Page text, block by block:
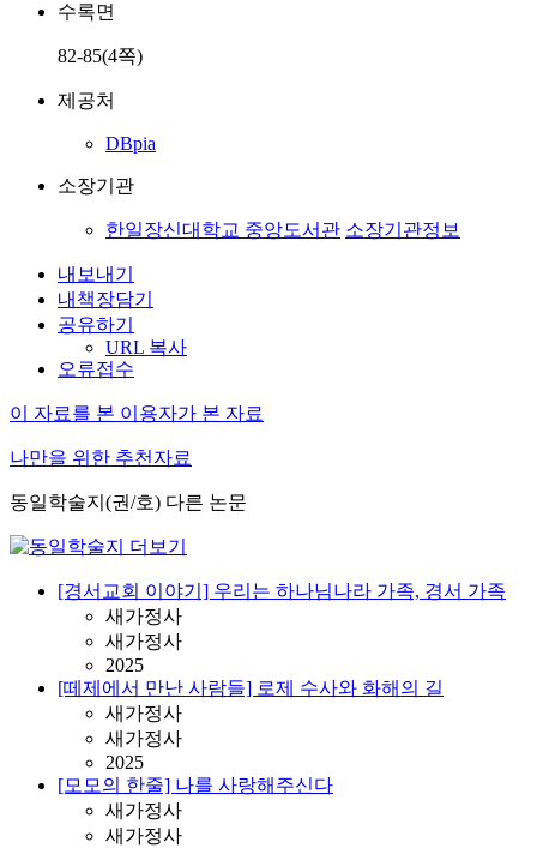
수록면
82-85(4쪽)
제공처
DBpia
소장기관
한일장신대학교 중앙도서관 소장기관정보
내보내기
내책장담기
공유하기
URL 복사
오류접수
이 자료를 본 이용자가 본 자료
나만을 위한 추천자료
동일학술지(권/호) 다른 논문
[경서교회 이야기] 우리는 하나님나라 가족, 경서 가족
새가정사
새가정사
2025
[떼제에서 만난 사람들] 로제 수사와 화해의 길
새가정사
새가정사
2025
[모모의 한줄] 나를 사랑해주신다
새가정사
새가정사